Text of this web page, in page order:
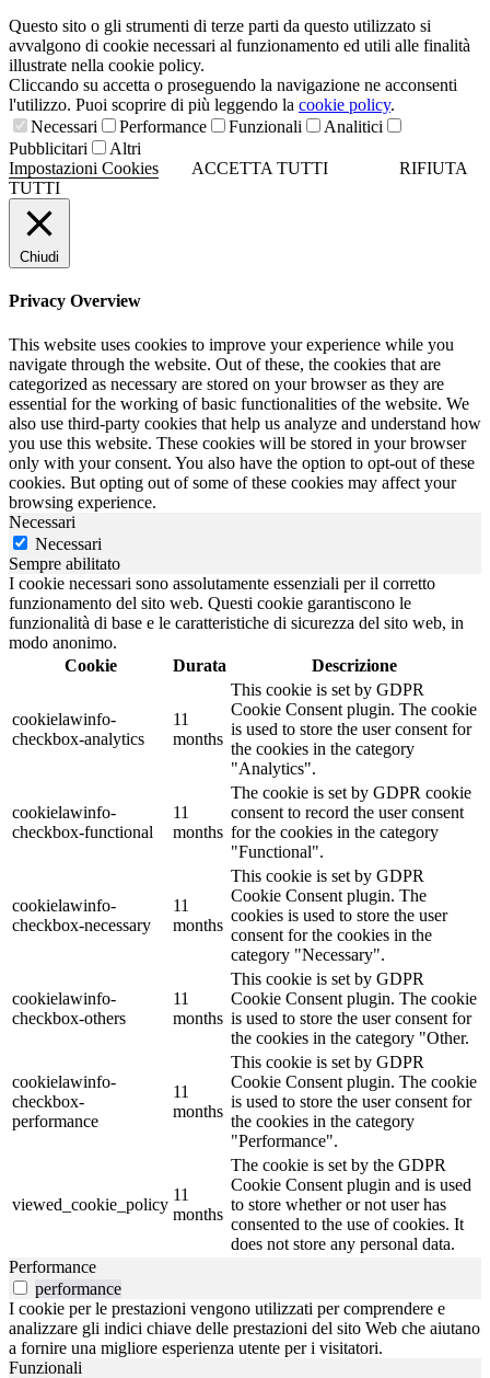
Questo sito o gli strumenti di terze parti da questo utilizzato si
avvalgono di cookie necessari al funzionamento ed utili alle finalità
illustrate nella cookie policy.
Cliccando su accetta o proseguendo la navigazione ne acconsenti
l'utilizzo. Puoi scoprire di più leggendo la cookie policy.
Necessari
Performance Funzionali
Analitici
Pubblicitari
Altri
Impostazioni Cookies
ACCETTA TUTTI
RIFIUTA
TUTTI
Chiudi
Privacy Overview
This website uses cookies to improve your experience while you
navigate through the website. Out of these, the cookies that are
categorized as necessary are stored on your browser as they are
essential for the working of basic functionalities of the website. We
also use third-party cookies that help us analyze and understand how
you use this website. These cookies will be stored in your browser
only with your consent. You also have the option to opt-out of these
cookies. But opting out of some of these cookies may affect your
browsing experience.
Necessari
Necessari
Sempre abilitato
I cookie necessari sono assolutamente essenziali per il corretto
funzionamento del sito web. Questi cookie garantiscono le
funzionalità di base e le caratteristiche di sicurezza del sito web, in
modo anonimo.
Cookie
Durata Descrizione
cookielawinfo-
checkbox-analytics
11
months
This cookie is set by GDPR
Cookie Consent plugin. The cookie
is used to store the user consent for
the cookies in the category
"Analytics".
cookielawinfo-
checkbox-functional
11
months
The cookie is set by GDPR cookie
consent to record the user consent
for the cookies in the category
"Functional".
cookielawinfo-
checkbox-necessary
11
months
This cookie is set by GDPR
Cookie Consent plugin. The
cookies is used to store the user
consent for the cookies in the
category "Necessary".
cookielawinfo-
checkbox-others
11
months
This cookie is set by GDPR
Cookie Consent plugin. The cookie
is used to store the user consent for
the cookies in the category "Other.
cookielawinfo-
checkbox-
performance
11
months
This cookie is set by GDPR
Cookie Consent plugin. The cookie
is used to store the user consent for
the cookies in the category
"Performance".
viewed_cookie_policy
11
months
The cookie is set by the GDPR
Cookie Consent plugin and is used
to store whether or not user has
consented to the use of cookies. It
does not store any personal data.
Performance
performance
I cookie per le prestazioni vengono utilizzati per comprendere e
analizzare gli indici chiave delle prestazioni del sito Web che aiutano
a fornire una migliore esperienza utente per i visitatori.
Funzionali